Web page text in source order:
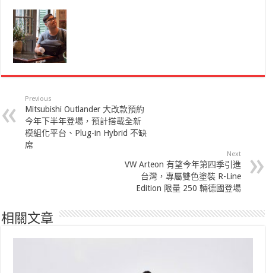
Previous
Mitsubishi Outlander 大改款預約
今年下半年登場，預計搭載全新
模組化平台、Plug-in Hybrid 不缺
席
Next
VW Arteon 有望今年第四季引進
台灣，專屬雙色塗裝 R-Line
Edition 限量 250 輛德國登場
相關文章